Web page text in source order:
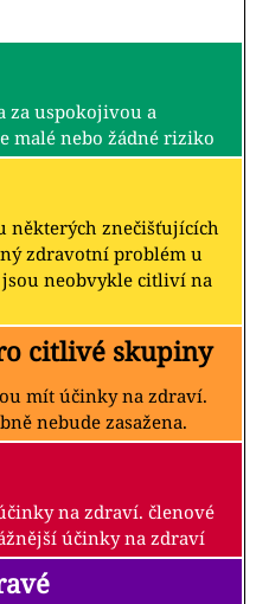
za uspokojivou a
malé nebo žádné riziko
některých znečišťujících
zdravotní problém u
neobvykle citliví na
citlivé skupiny
mít účinky na zdraví.
nebude zasažena.
na zdraví. členové
účinky na zdraví